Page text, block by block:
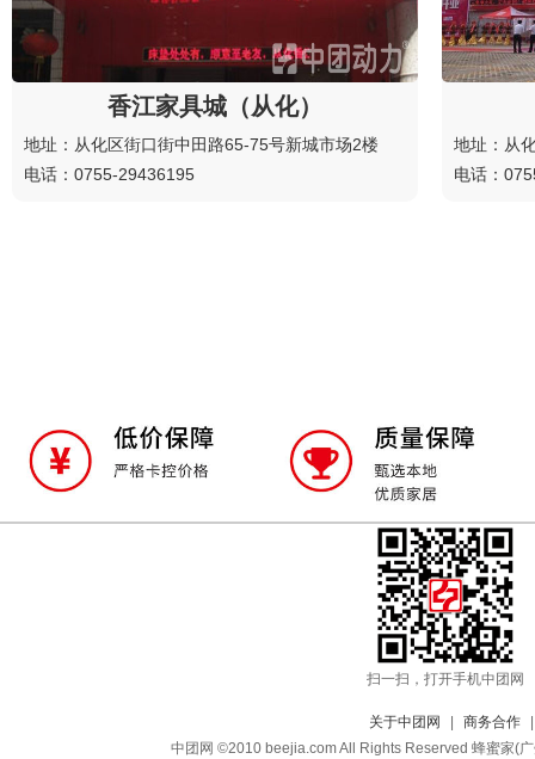
香江家具城（从化）
地址：从化区街口街中田路65-75号新城市场2楼
电话：0755-29436195
地址：从
电话：
扫一扫，打开手机中团网
关于中团网 商务合作
中团网 ©2010 beejia.com All Rights Reserved 蜂蜜家(